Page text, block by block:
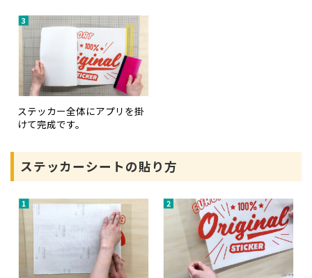
ステッカー全体にアプリを掛
けて完成です。
ステッカーシートの貼り方